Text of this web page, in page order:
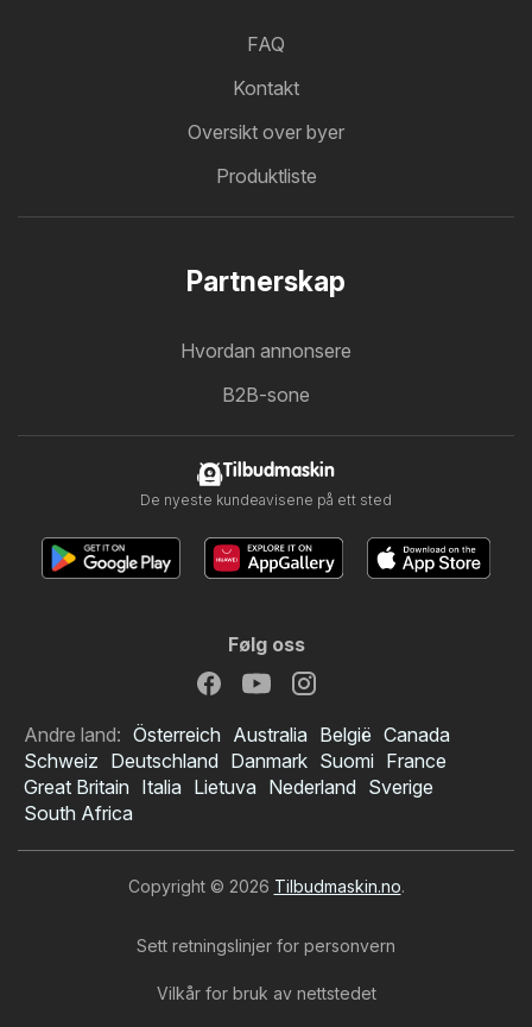
FAQ
Kontakt
Oversikt over byer
Produktliste
Partnerskap
Hvordan annonsere
B2B-sone
Tilbudmaskin
De nyeste kundeavisene på ett sted
Følg oss
Andre land: Österreich Australia België Canada
Schweiz Deutschland Danmark Suomi France
Great Britain Italia Lietuva Nederland Sverige
South Africa
Copyright © 2026 Tilbudmaskin.no.
Sett retningslinjer for personvern
Vilkår for bruk av nettstedet